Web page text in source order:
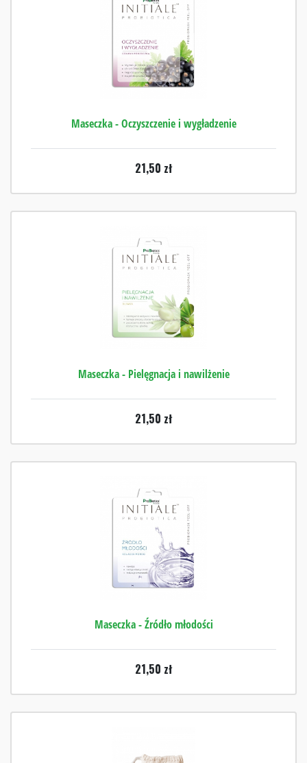
Maseczka - Oczyszczenie i wygładzenie
21,50 zł
Maseczka - Pielęgnacja i nawilżenie
21,50 zł
Maseczka - Źródło młodości
21,50 zł